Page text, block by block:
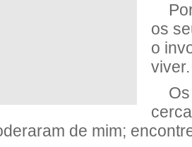
os
o
viver.
de mim;